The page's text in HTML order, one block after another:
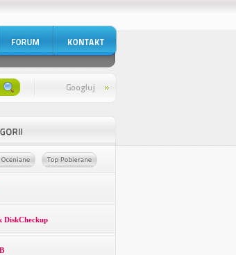
DiskCheckup